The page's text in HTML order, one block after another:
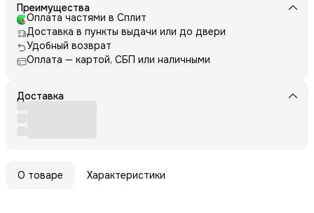
Преимущества
Оплата частями в Сплит
Доставка в пункты выдачи или до двери
Удобный возврат
Оплата — картой, СБП или наличными
Доставка
О товаре Характеристики